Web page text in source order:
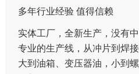
多年行业经验 值得信赖
实体工厂，全新生产，没有
专业的生产线，从冲片到焊
大到油箱、变压器油，小到